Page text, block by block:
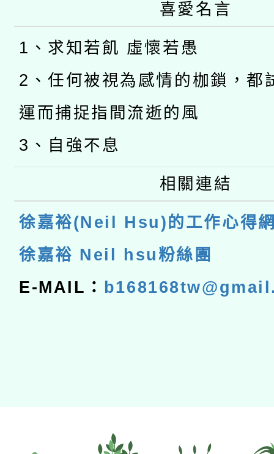
喜愛名言
1、求知若飢 虛懷若愚
2、任何被視為感情的枷鎖，都
運而捕捉指間流逝的風
3、自強不息
相關連結
徐嘉裕(Neil Hsu)的工作心得
徐嘉裕 Neil hsu粉絲團
E-MAIL：